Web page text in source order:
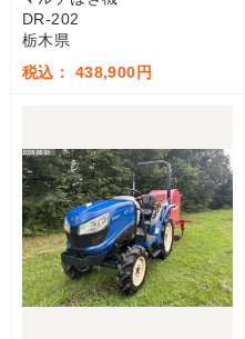
DR-202
栃木県
税込： 438,900円